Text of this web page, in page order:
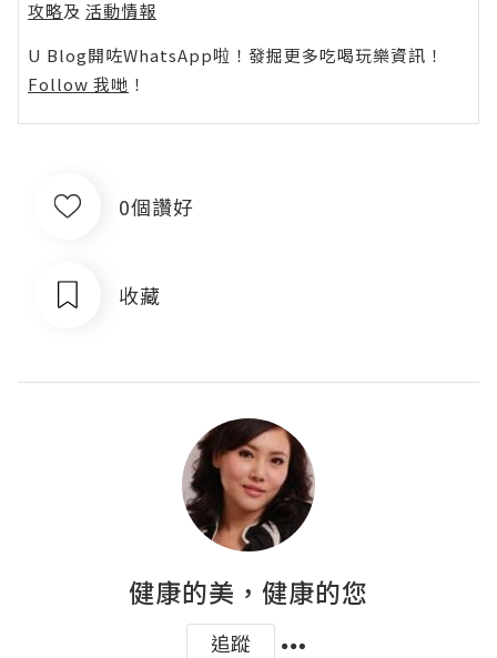
攻略及 活動情報
U Blog開咗WhatsApp啦！發掘更多吃喝玩樂資訊！
Follow 我哋 ！
0個讚好
收藏
健康的美，健康的您
追蹤